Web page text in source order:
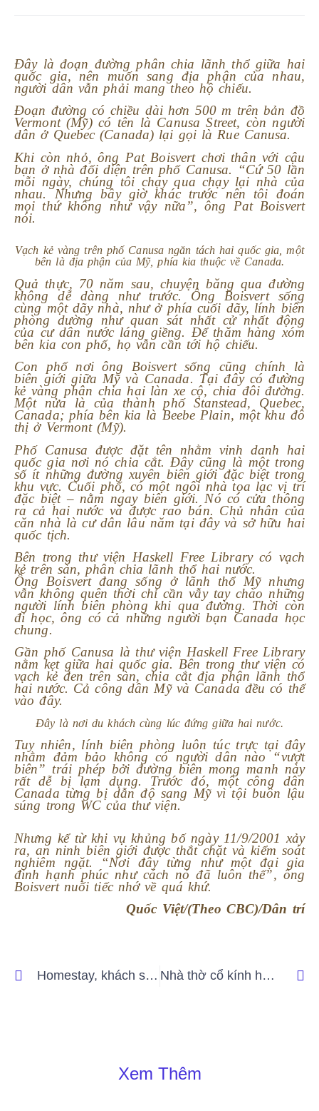
Đây là đoạn đường phân chia lãnh thổ giữa hai
quốc gia, nên muốn sang địa phận của nhau,
người dân vẫn phải mang theo hộ chiếu.
Đoạn đường có chiều dài hơn 500 m trên bản đồ
Vermont (Mỹ) có tên là Canusa Street, còn người
dân ở Quebec (Canada) lại gọi là Rue Canusa.
Khi còn nhỏ, ông Pat Boisvert chơi thân với cậu
bạn ở nhà đối diện trên phố Canusa. “Cứ 50 lần
mỗi ngày, chúng tôi chạy qua chạy lại nhà của
nhau. Nhưng bây giờ khác trước nên tôi đoán
mọi thứ không như vậy nữa”, ông Pat Boisvert
nói.
Vạch kẻ vàng trên phố Canusa ngăn tách hai quốc gia, một
bên là địa phận của Mỹ, phía kia thuộc về Canada.
Quả thực, 70 năm sau, chuyện băng qua đường
không dễ dàng như trước. Ông Boisvert sống
cùng một dãy nhà, như ở phía cuối dãy, lính biên
phòng dường như quan sát nhất cử nhất động
của cư dân nước láng giềng. Để thăm hàng xóm
bên kia con phố, họ vẫn cần tới hộ chiếu.
Con phố nơi ông Boisvert sống cũng chính là
biên giới giữa Mỹ và Canada. Tại đây có đường
kẻ vàng phân chia hai làn xe cộ, chia đôi đường.
Một nửa là của thành phố Stanstead, Quebec,
Canada; phía bên kia là Beebe Plain, một khu đô
thị ở Vermont (Mỹ).
Phố Canusa được đặt tên nhằm vinh danh hai
quốc gia nơi nó chia cắt. Đây cũng là một trong
số ít những đường xuyên biên giới đặc biệt trong
khu vực. Cuối phố, có một ngôi nhà tọa lạc vị trí
đặc biệt – nằm ngay biên giới. Nó có cửa thông
ra cả hai nước và được rao bán. Chủ nhân của
căn nhà là cư dân lâu năm tại đây và sở hữu hai
quốc tịch.
Bên trong thư viện Haskell Free Library có vạch
kẻ trên sàn, phân chia lãnh thổ hai nước.
Ông Boisvert đang sống ở lãnh thổ Mỹ nhưng
vẫn không quên thời chỉ cần vẫy tay chào những
người lính biên phòng khi qua đường. Thời còn
đi học, ông có cả những người bạn Canada học
chung.
Gần phố Canusa là thư viện Haskell Free Library
nằm kẹt giữa hai quốc gia. Bên trong thư viện có
vạch kẻ đen trên sàn, chia cắt địa phận lãnh thổ
hai nước. Cả công dân Mỹ và Canada đều có thể
vào đây.
Đây là nơi du khách cùng lúc đứng giữa hai nước.
Tuy nhiên, lính biên phòng luôn túc trực tại đây
nhằm đảm bảo không có người dân nào “vượt
biên” trái phép bởi đường biên mong manh này
rất dễ bị lạm dụng. Trước đó, một công dân
Canada từng bị dẫn độ sang Mỹ vì tội buôn lậu
súng trong WC của thư viện.
Nhưng kể từ khi vụ khủng bố ngày 11/9/2001 xảy
ra, an ninh biên giới được thắt chặt và kiểm soát
nghiêm ngặt. “Nơi đây từng như một đại gia
đình hạnh phúc như cách nó đã luôn thế”, ông
Boisvert nuối tiếc nhớ về quá khứ.
Quốc Việt/(Theo CBC)/Dân trí
Homestay, khách sạn chật cứng, Đà Lạt căng mình đón 8 vạn du khách dịp cuối năm Nhà thờ cổ kính hơn 150 tuổi tĩnh lặng giữa khu đô thị “vàng” Thủ Thiêm
Xem Thêm